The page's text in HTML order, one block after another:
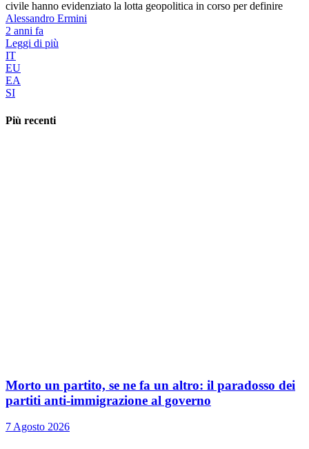
civile hanno evidenziato la lotta geopolitica in corso per definire
Alessandro Ermini
2 anni fa
Leggi di più
IT
EU
EA
SI
Più recenti
Morto un partito, se ne fa un altro: il paradosso dei
partiti anti-immigrazione al governo
7 Agosto 2026